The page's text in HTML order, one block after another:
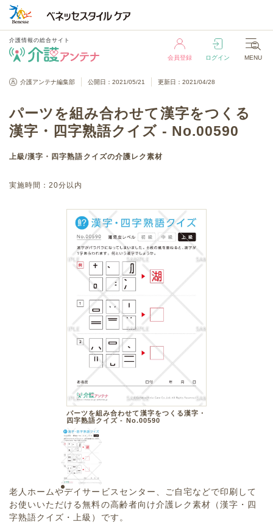
介護情報の総合サイト
会員登録 ログイン MENU
介護情報の総合サイト
介護アンテナ編集部 公開日：2021/05/21 更新日：2021/04/28
パーツを組み合わせて漢字をつくる
漢字・四字熟語クイズ - No.00590
上級/漢字・四字熟語クイズの介護レク素材
実施時間：20分以内
パーツを組み合わせて漢字をつくる漢字・
四字熟語クイズ - No.00590
老人ホームやデイサービスセンター、ご自宅などで印刷して
お使いいただける無料の高齢者向け介護レク素材（漢字・四
字熟語クイズ・上級）です。